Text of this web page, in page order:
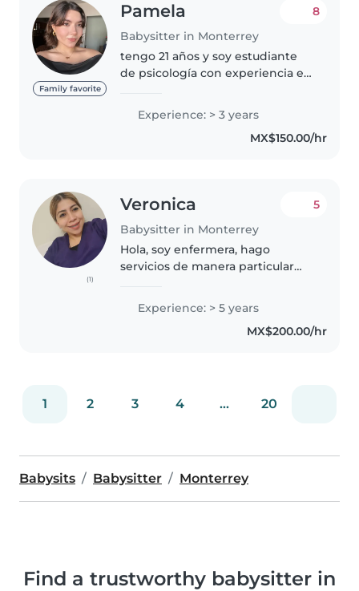
Family favorite
Pamela
Babysitter in Monterrey
8
tengo 21 años y soy estudiante
de psicología con experiencia en
me ha dado herramientas muy
valiosas para comprender y
apoyar el desarrollo cognitivo..
Experience: > 3 years
MX$150.00/hr
(1)
Veronica
Babysitter in Monterrey
5
Hola, soy enfermera, hago
servicios de manera particular
preferencia fijo, pero tambien
cubro servicios ocasionales !:)
*Atención al Recién nacido,
Experience: > 5 years
MX$200.00/hr
1 2 3 4 ... 20
Babysits Babysitter Monterrey
Find a trustworthy babysitter in